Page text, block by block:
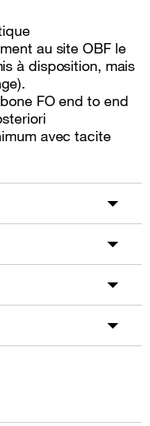
au site OBF le
à disposition, mais
FO end to end
avec tacite